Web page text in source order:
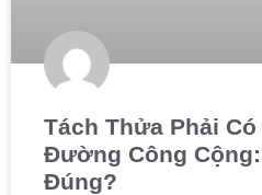
Tách Thửa Phải
Đường Công
Đúng?